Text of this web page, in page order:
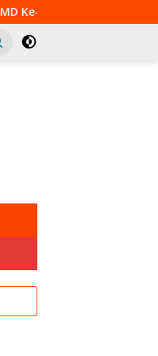
KPR Kebut